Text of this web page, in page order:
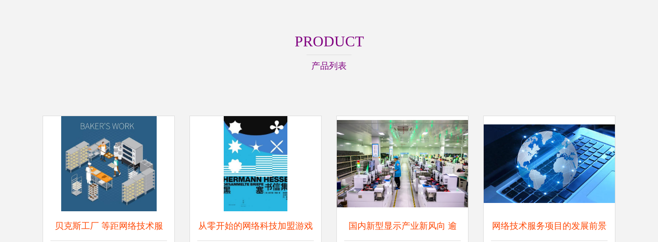
PRODUCT
产品列表
贝克斯工厂 等距网络技术服 从零开始的网络科技加盟游戏 国内新型显示产业新风向 逾 网络技术服务项目的发展前景